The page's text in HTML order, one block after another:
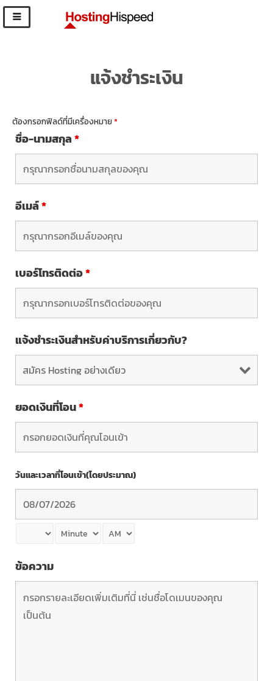
แจ้งชำระเงิน
ต้องกรอกฟิลด์ที่มีเครื่องหมาย*
ชื่อ-นามสกุล*
อีเมล์*
เบอร์โทรติดต่อ*
แจ้งชำระเงินสำหรับค่าบริการเกี่ยวกับ?
ยอดเงินที่โอน*
วันและเวลาที่โอนเข้า(โดยประมาณ)
ข้อความ